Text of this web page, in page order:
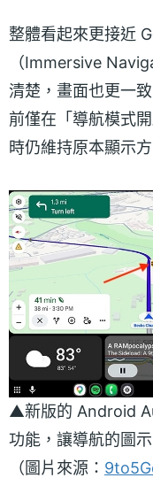
整體看起來更接近
（Immersive
清楚，畫面也更一
前僅在「導航模式
時仍維持原本顯示方
▲新版的 Android
功能，讓導航的圖
（圖片來源：